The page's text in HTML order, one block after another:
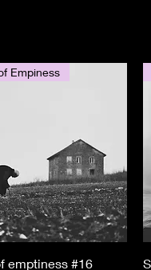
rápida
Empiness
emptiness #16